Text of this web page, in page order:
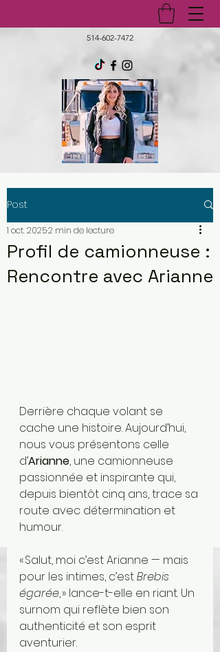
514-602-7472
Post
Profil de camionneuse :
Rencontre avec Arianne
1 oct. 20252 min de lecture
Derrière chaque volant se
cache une histoire. Aujourd’hui,
nous vous présentons celle
d’Arianne, une camionneuse
passionnée et inspirante qui,
depuis bientôt cinq ans, trace sa
route avec détermination et
humour.
« Salut, moi c’est Arianne — mais
pour les intimes, c’est Brebis
égarée, » lance-t-elle en riant. Un
surnom qui reflète bien son
authenticité et son esprit
aventurier.